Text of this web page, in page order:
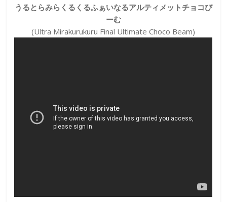
うるとらみらくるくるふぁいなるアルティメットチョコび
ーむ
(Ultra Mirakurukuru Final Ultimate Choco Beam)